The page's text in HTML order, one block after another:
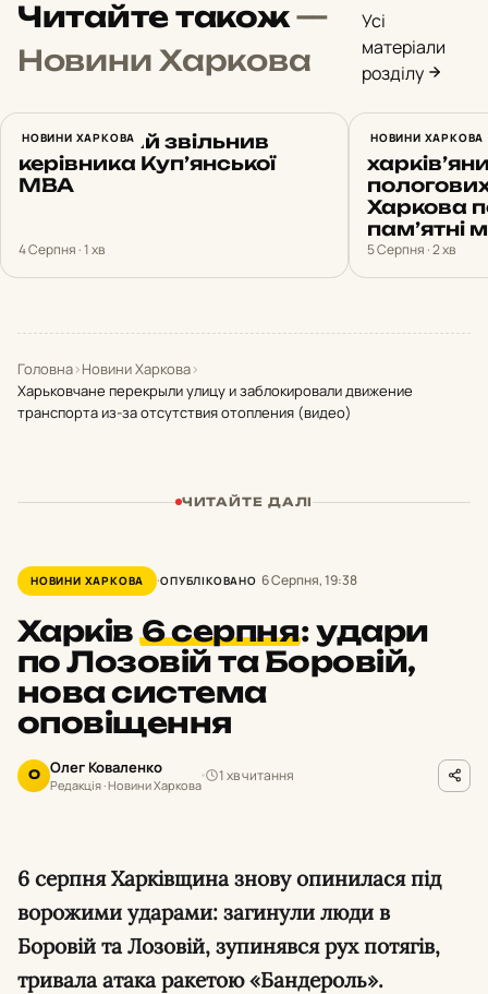
Читайте також—
Новини Харкова
Усі
матеріали
розділу
НОВИНИ ХАРКОВА
Зеленський звільнив
керівника Куп’янської
МВА
4 Серпня · 1 хв
НОВИНИ ХАРКОВА
Харкова
пам’ятні
5 Серпня · 2 хв
Головна›Новини Харкова›
Харьковчане перекрыли улицу и заблокировали движение
транспорта из-за отсутствия отопления (видео)
ЧИТАЙТЕ ДАЛІ
НОВИНИ ХАРКОВА ОПУБЛІКОВАНО 6 Серпня, 19:38
Харків6 серпня:удари
по Лозовій та Боровій,
нова система
оповіщення
О Олег Коваленко
Редакція · Новини Харкова
1 хв читання
6 серпня Харківщина знову опинилася під
ворожими ударами: загинули люди в
Боровій та Лозовій, зупинявся рух потягів,
тривала атака ракетою «Бандероль».